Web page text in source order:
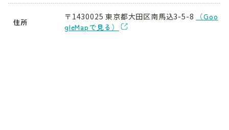
住所
〒1430025 東京都大田区南馬込3-5-8
（Goo
gleMapで見る）